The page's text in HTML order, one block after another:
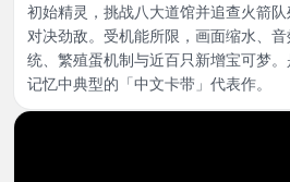
初始精灵，挑战八大道馆并追查火箭
对决劲敌。受机能所限，画面缩水、
统、繁殖蛋机制与近百只新增宝可梦
记忆中典型的「中文卡带」代表作。